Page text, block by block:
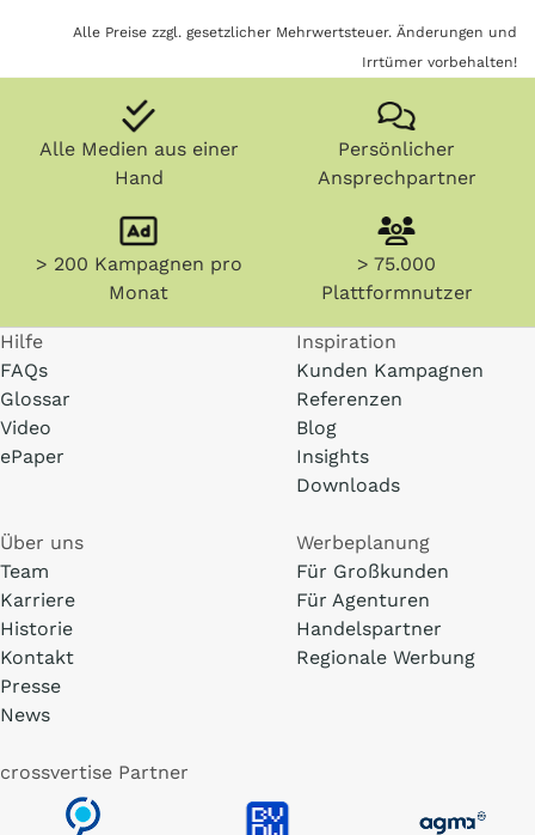
Alle Preise zzgl. gesetzlicher Mehrwertsteuer. Änderungen und
Irrtümer vorbehalten!
Alle Medien aus einer
Hand
Persönlicher
Ansprechpartner
> 200 Kampagnen pro
Monat
> 75.000
Plattformnutzer
Hilfe
FAQs
Glossar
Video
ePaper
Inspiration
Kunden Kampagnen
Referenzen
Blog
Insights
Downloads
Über uns
Team
Karriere
Historie
Kontakt
Presse
News
Werbeplanung
Für Großkunden
Für Agenturen
Handelspartner
Regionale Werbung
crossvertise Partner